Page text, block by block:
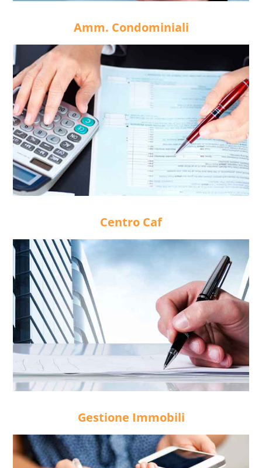
Amm. Condominiali
Centro Caf
Gestione Immobili